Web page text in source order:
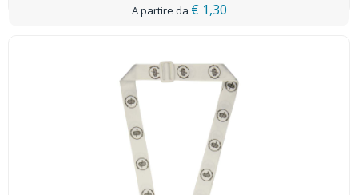
€ 1,30